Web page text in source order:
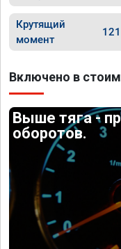
Крутящий
момент
Включено в
Выше тяга -
оборотов.